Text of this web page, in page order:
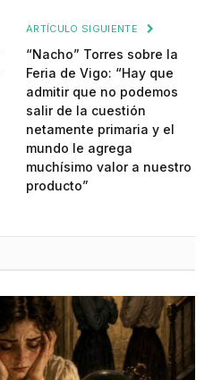
ARTÍCULO SIGUIENTE
“Nacho” Torres sobre la
Feria de Vigo: “Hay que
admitir que no podemos
salir de la cuestión
netamente primaria y el
mundo le agrega
muchísimo valor a nuestro
producto”